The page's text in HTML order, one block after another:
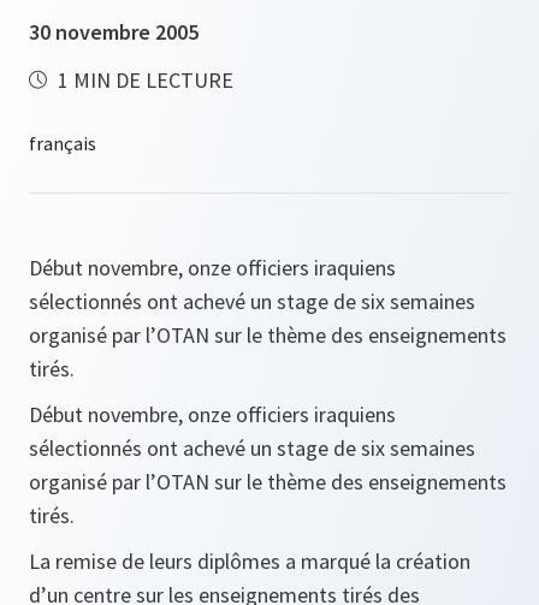
30 novembre 2005
1 MIN DE LECTURE
Début novembre, onze officiers iraquiens
sélectionnés ont achevé un stage de six semaines
organisé par l’OTAN sur le thème des enseignements
tirés.
Début novembre, onze officiers iraquiens
sélectionnés ont achevé un stage de six semaines
organisé par l’OTAN sur le thème des enseignements
tirés.
La remise de leurs diplômes a marqué la création
d’un centre sur les enseignements tirés des